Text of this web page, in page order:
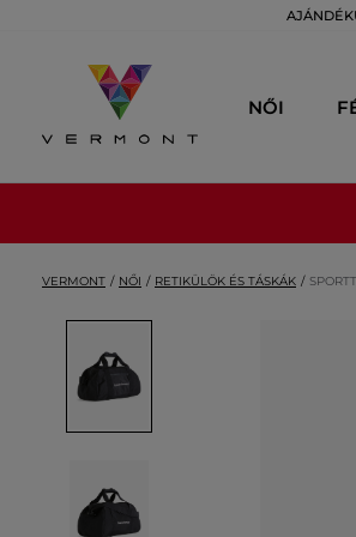
NŐI
VERMONT NŐI RETIKÜLÖK ÉS TÁSKÁK